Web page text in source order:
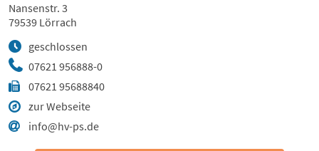
07621 956888-0
07621 95688840
zur Webseite
info@hv-ps.de
geschlossen
Nansenstr. 3
79539 Lörrach